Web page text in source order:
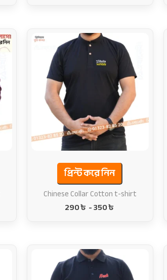
প্রিন্ট করে নিন
Chinese Collar Cotton t-shirt
290৳ -350৳